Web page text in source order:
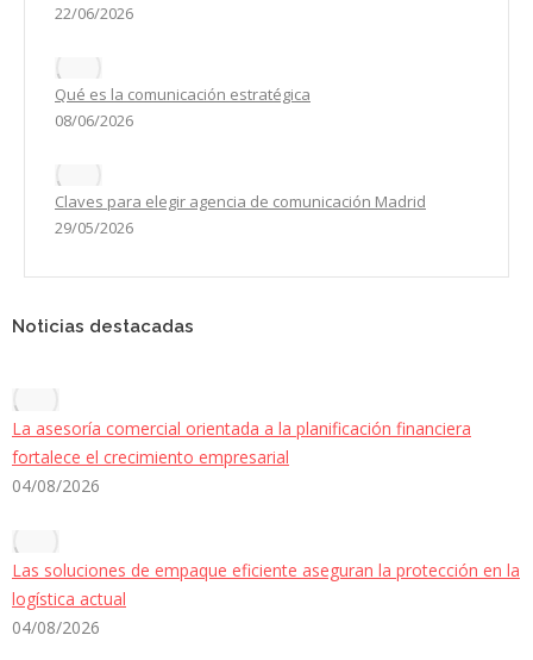
22/06/2026
Qué es la comunicación estratégica
08/06/2026
Claves para elegir agencia de comunicación Madrid
29/05/2026
Noticias destacadas
La asesoría comercial orientada a la planificación financiera
fortalece el crecimiento empresarial
04/08/2026
Las soluciones de empaque eficiente aseguran la protección en la
logística actual
04/08/2026